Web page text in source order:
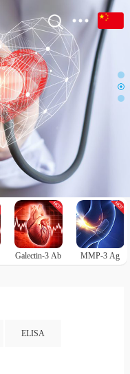
Galectin-3 Ab MMP-3 Ag
ELISA